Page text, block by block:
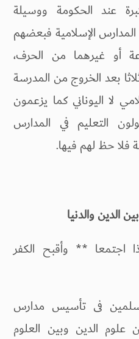
عند الحكومة ووسيلة
الإسلامية فبعضهم
أو غيرهما من الحرف،
بعد الخروج من المدرسة
لا اليوناني كما يزعمون
التعليم في المدارس
فلا حظ لهم فيها.
الدين والدنيا
اجتمعا ** وأقبح الكفر
فى تأسيس مدارس
الدين وبين العلوم